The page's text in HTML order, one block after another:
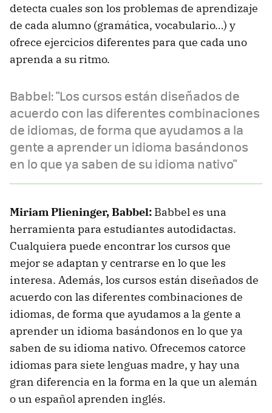
detecta cuales son los problemas de aprendizaje
de cada alumno (gramática, vocabulario…) y
ofrece ejercicios diferentes para que cada uno
aprenda a su ritmo.
Babbel: "Los cursos están diseñados de
acuerdo con las diferentes combinaciones
de idiomas, de forma que ayudamos a la
gente a aprender un idioma basándonos
en lo que ya saben de su idioma nativo"
Miriam Plieninger, Babbel: Babbel es una
herramienta para estudiantes autodidactas.
Cualquiera puede encontrar los cursos que
mejor se adaptan y centrarse en lo que les
interesa. Además, los cursos están diseñados de
acuerdo con las diferentes combinaciones de
idiomas, de forma que ayudamos a la gente a
aprender un idioma basándonos en lo que ya
saben de su idioma nativo. Ofrecemos catorce
idiomas para siete lenguas madre, y hay una
gran diferencia en la forma en la que un alemán
o un español aprenden inglés.